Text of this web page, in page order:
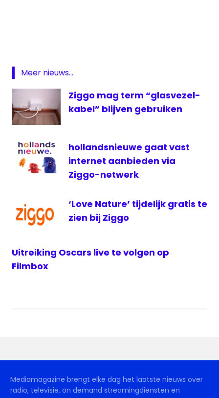
VOIP
winst
ziggo
Meer nieuws...
Ziggo mag term “glasvezel-
kabel” blijven gebruiken
hollandsnieuwe gaat vast
internet aanbieden via
Ziggo-netwerk
‘Love Nature’ tijdelijk gratis te
zien bij Ziggo
Uitreiking Oscars live te volgen op
Filmbox
Mediamagazine brengt elke dag het laatste nieuws over
radio, televisie, on demand streamingdiensten en